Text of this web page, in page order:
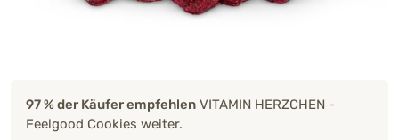
97 % der Käufer empfehlen VITAMIN HERZCHEN -
Feelgood Cookies weiter.